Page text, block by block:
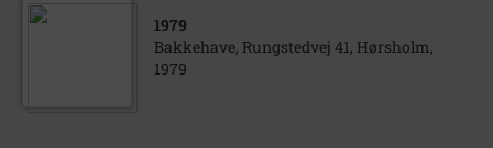
1979
Bakkehave, Rungstedvej 41, Hørsholm,
1979